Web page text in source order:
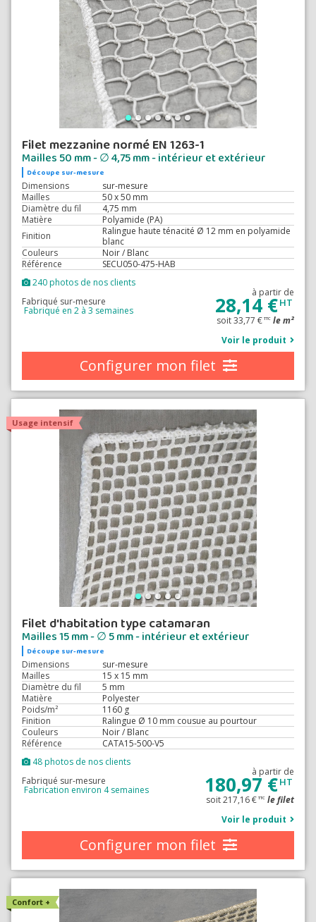
Filet mezzanine normé EN 1263-1
Mailles 50 mm - ∅ 4,75 mm - intérieur et extérieur
Découpe sur-mesure
Dimensions
sur-mesure
Mailles
50 x 50 mm
Diamètre du fil
4,75 mm
Matière
Polyamide (PA)
Finition
Ralingue haute ténacité Ø 12 mm en polyamide
blanc
Couleurs
Noir / Blanc
Référence
SECU050-475-HAB
240 photos de nos clients
à partir de
28,14 €HT
soit 33,77 € TTC le m²
Fabriqué sur-mesure
Fabriqué en 2 à 3 semaines
Voir le produit
Configurer mon filet
Usage intensif
Filet d'habitation type catamaran
Mailles 15 mm - ∅ 5 mm - intérieur et extérieur
Découpe sur-mesure
Dimensions
sur-mesure
Mailles
15 x 15 mm
Diamètre du fil
5 mm
Matière
Polyester
Poids/m²
1160 g
Finition
Ralingue Ø 10 mm cousue au pourtour
Couleurs
Noir / Blanc
Référence
CATA15-500-V5
48 photos de nos clients
à partir de
180,97 €HT
soit 217,16 € TTC le filet
Fabriqué sur-mesure
Fabrication environ 4 semaines
Voir le produit
Configurer mon filet
Confort +